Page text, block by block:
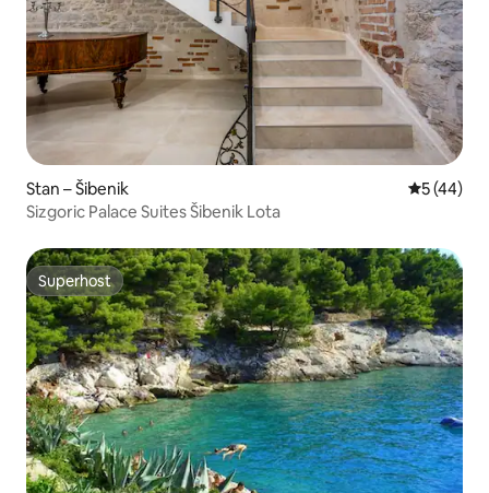
Stan – Šibenik Prosječna
5 (44)
Sizgoric Palace Suites Šibenik Lota
Superhost
Superhost